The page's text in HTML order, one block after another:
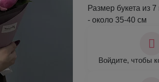
Размер букета из
- около 35-40 см
Войдите, чтобы